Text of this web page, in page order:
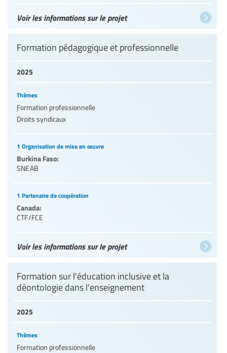
Voir les informations sur le projet
2025
Formation pédagogique et professionnelle
Thèmes
Formation professionnelle
Droits syndicaux
1 Organisation de mise en œuvre
Burkina Faso:
SNEAB
1 Partenaire de coopération
Canada:
CTF/FCE
Voir les informations sur le projet
2025
Formation sur l'éducation inclusive et la
déontologie dans l'enseignement
Thèmes
Formation professionnelle